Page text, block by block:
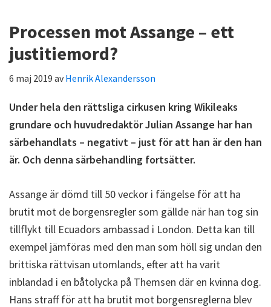
Processen mot Assange – ett
justitiemord?
6 maj 2019 avHenrik Alexandersson
Under hela den rättsliga cirkusen kring Wikileaks
grundare och huvudredaktör Julian Assange har han
särbehandlats – negativt – just för att han är den han
är. Och denna särbehandling fortsätter.
Assange är dömd till 50 veckor i fängelse för att ha
brutit mot de borgensregler som gällde när han tog sin
tillflykt till Ecuadors ambassad i London. Detta kan till
exempel jämföras med den man som höll sig undan den
brittiska rättvisan utomlands, efter att ha varit
inblandad i en båtolycka på Themsen där en kvinna dog.
Hans straff för att ha brutit mot borgensreglerna blev